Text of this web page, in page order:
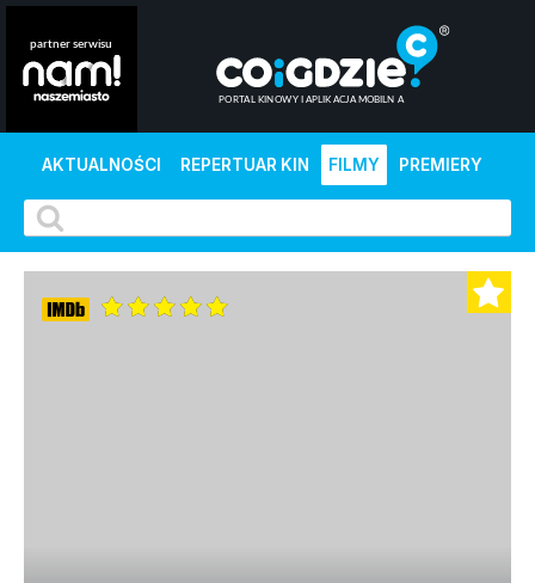
AKTUALNOŚCI REPERTUAR KIN FILMY PREMIERY